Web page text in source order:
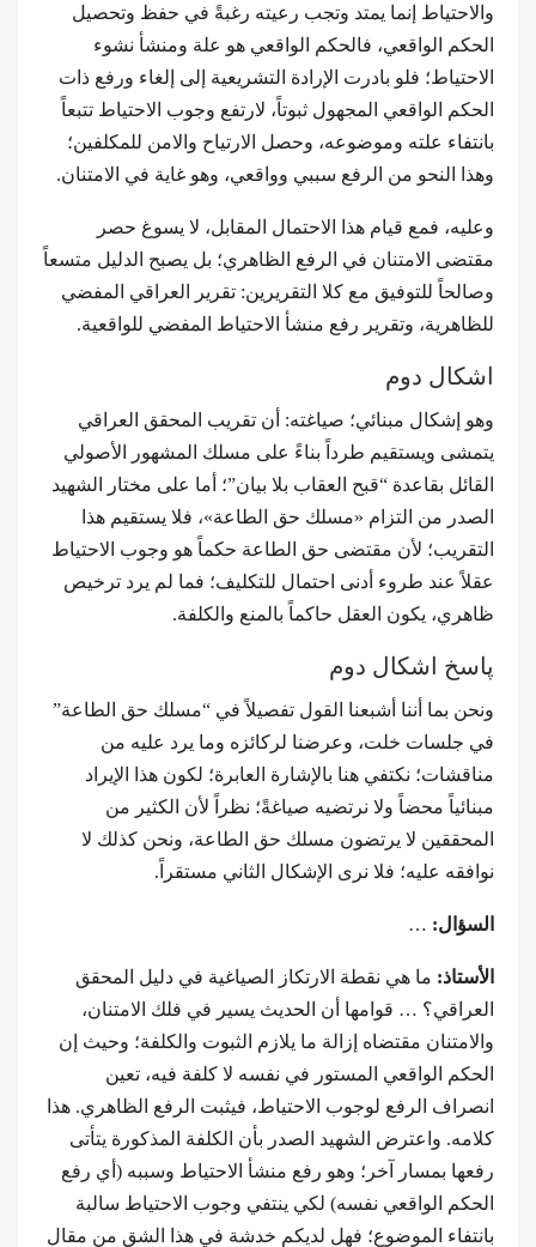
والاحتياط إنما يمتد وتجب رعيته رغبةً في حفظ وتحصيل
الحكم الواقعي، فالحکم الواقعي هو علة ومنشأ نشوء
الاحتياط؛ فلو بادرت الإرادة التشريعية إلى إلغاء ورفع ذات
الحكم الواقعي المجهول ثبوتاً، لارتفع وجوب الاحتياط تتبعاً
بانتفاء علته وموضوعه، وحصل الارتياح والامن للمكلفين؛
وهذا النحو من الرفع سببي وواقعي، وهو غاية في الامتنان.
وعليه، فمع قيام هذا الاحتمال المقابل، لا يسوغ حصر
مقتضى الامتنان في الرفع الظاهري؛ بل يصبح الدليل متسعاً
وصالحاً للتوفيق مع كلا التقريرين: تقرير العراقي المفضي
للظاهرية، وتقرير رفع منشأ الاحتياط المفضي للواقعية.
اشکال دوم
وهو إشكال مبنائي؛ صياغته: أن تقريب المحقق العراقي
يتمشى ويستقيم طرداً بناءً على مسلك المشهور الأصولي
القائل بقاعدة “قبح العقاب بلا بيان”؛ أما على مختار الشهيد
الصدر من التزام «مسلك حق الطاعة»، فلا يستقيم هذا
التقريب؛ لأن مقتضى حق الطاعة حكماً هو وجوب الاحتياط
عقلاً عند طروء أدنى احتمال للتكليف؛ فما لم يرد ترخيص
ظاهري، يكون العقل حاكماً بالمنع والكلفة.
پاسخ اشکال دوم
ونحن بما أننا أشبعنا القول تفصيلاً في “مسلك حق الطاعة”
في جلسات خلت، وعرضنا لركائزه وما يرد عليه من
مناقشات؛ نكتفي هنا بالإشارة العابرة؛ لكون هذا الإيراد
مبنائياً محضاً ولا نرتضيه صياغةً؛ نظراً لأن الكثير من
المحققين لا يرتضون مسلك حق الطاعة، ونحن كذلك لا
نوافقه عليه؛ فلا نرى الإشكال الثاني مستقراً.
السؤال: …
الأستاذ: ما هي نقطة الارتكاز الصياغية في دليل المحقق
العراقي؟ … قوامها أن الحديث يسير في فلك الامتنان،
والامتنان مقتضاه إزالة ما يلازم الثبوت والكلفة؛ وحيث إن
الحكم الواقعي المستور في نفسه لا كلفة فيه، تعين
انصراف الرفع لوجوب الاحتياط، فيثبت الرفع الظاهري. هذا
كلامه. واعترض الشهيد الصدر بأن الكلفة المذكورة يتأتى
رفعها بمسار آخر؛ وهو رفع منشأ الاحتياط وسببه (أي رفع
الحكم الواقعي نفسه) لكي ينتفي وجوب الاحتياط سالبة
بانتفاء الموضوع؛ فهل لديكم خدشة في هذا الشق من مقال